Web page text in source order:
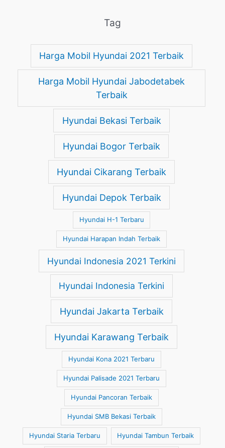
Tag
Harga Mobil Hyundai 2021 Terbaik
Harga Mobil Hyundai Jabodetabek
Terbaik
Hyundai Bekasi Terbaik
Hyundai Bogor Terbaik
Hyundai Cikarang Terbaik
Hyundai Depok Terbaik
Hyundai H-1 Terbaru
Hyundai Harapan Indah Terbaik
Hyundai Indonesia 2021 Terkini
Hyundai Indonesia Terkini
Hyundai Jakarta Terbaik
Hyundai Karawang Terbaik
Hyundai Kona 2021 Terbaru
Hyundai Palisade 2021 Terbaru
Hyundai Pancoran Terbaik
Hyundai SMB Bekasi Terbaik
Hyundai Staria Terbaru Hyundai Tambun Terbaik